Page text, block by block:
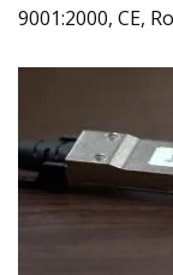
9001:2000, CE,